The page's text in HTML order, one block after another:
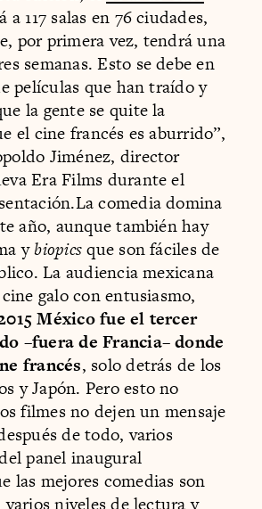
a 117 salas en 76 ciudades,
por primera vez, tendrá una
semanas. Esto se debe en
películas que han traído y
la gente se quite la
el cine francés es aburrido”,
Jiménez, director
Era Films durante el
comedia domina
año, aunque también hay
ybiopicsque son fáciles de
La audiencia mexicana
galo con entusiasmo,
México fue el tercer
–fuera de Francia– donde
francés, solo detrás de los
y Japón. Pero esto no
filmes no dejen un mensaje
de todo, varios
panel inaugural
las mejores comedias son
niveles de lectura y